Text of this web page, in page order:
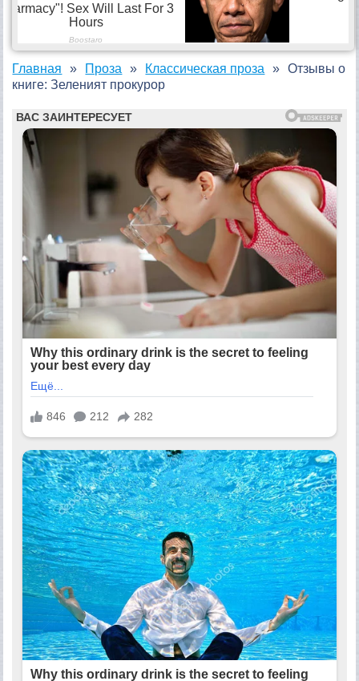
Главная Проза Классическая проза
Отзывы о
книге: Зеленият прокурор